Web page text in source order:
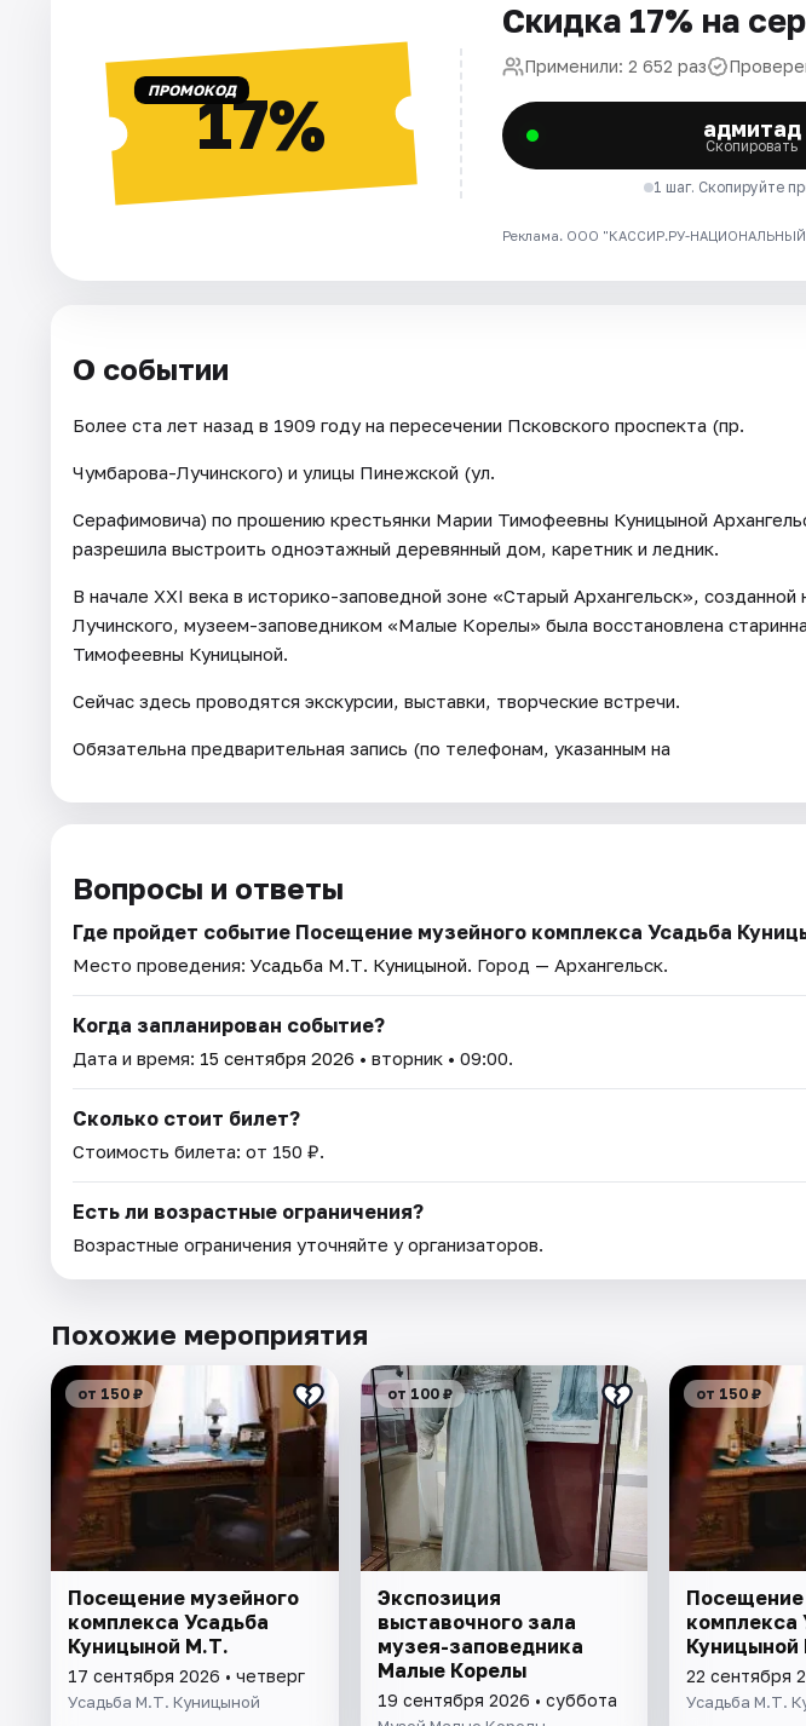
ПРОМОКОД17%
Скидка 17% на
Применили: 2 652 раз
адмитад
Скопировать
1 шаг. Скопируйте
Реклама. ООО "КАССИР.РУ-НАЦИОНАЛЬНЫЙ
О событии
Более ста лет назад в 1909 году на пересечении Псковского проспекта (пр.
Чумбарова-Лучинского) и улицы Пинежской (ул.
Серафимовича) по прошению крестьянки Марии Тимофеевны Куницыной
разрешила выстроить одноэтажный деревянный дом, каретник и ледник.
В начале ХХI века в историко-заповедной зоне «Старый Архангельск»,
Лучинского, музеем-заповедником «Малые Корелы» была восстановлена
Тимофеевны Куницыной.
Сейчас здесь проводятся экскурсии, выставки, творческие встречи.
Обязательна предварительная запись (по телефонам, указанным на
Вопросы и ответы
Где пройдет событие Посещение музейного комплекса Усадьба
Место проведения: Усадьба М.Т. Куницыной. Город — Архангельск.
Когда запланирован событие?
Дата и время: 15 сентября 2026 • вторник • 09:00.
Сколько стоит билет?
Стоимость билета: от 150 ₽.
Есть ли возрастные ограничения?
Возрастные ограничения уточняйте у организаторов.
Похожие мероприятия
от 150 ₽
Посещение музейного
комплекса Усадьба
Куницыной М.Т.
17 сентября 2026 • четверг
Усадьба М.Т. Куницыной
от 100 ₽
Экспозиция
выставочного зала
музея-заповедника
Малые Корелы
19 сентября 2026 • суббота
от 150 ₽
Посещение
комплекса
22 сентября
Усадьба М.Т.